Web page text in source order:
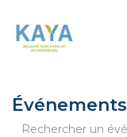
Événements